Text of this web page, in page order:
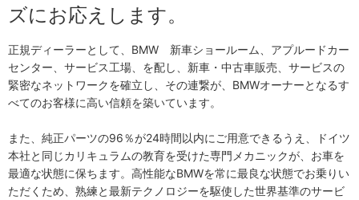
ズにお応えします。
正規ディーラーとして、BMW 新車ショールーム、アプルードカー
センター、サービス工場、を配し、新車・中古車販売、サービスの
緊密なネットワークを確立し、その連繋が、BMWオーナーとなるす
べてのお客様に高い信頼を築いています。
また、純正パーツの96％が24時間以内にご用意できるうえ、ドイツ
本社と同じカリキュラムの教育を受けた専門メカニックが、お車を
最適な状態に保ちます。高性能なBMWを常に最良な状態でお乗りい
ただくため、熟練と最新テクノロジーを駆使した世界基準のサービ